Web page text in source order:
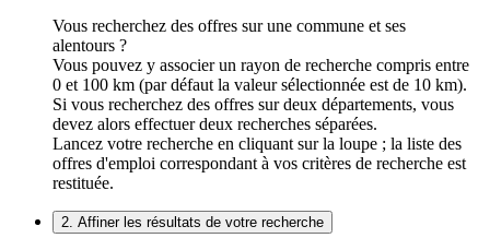
Vous recherchez des offres sur une commune et ses
alentours ?
Vous pouvez y associer un rayon de recherche compris entre
0 et 100 km (par défaut la valeur sélectionnée est de 10 km).
Si vous recherchez des offres sur deux départements, vous
devez alors effectuer deux recherches séparées.
Lancez votre recherche en cliquant sur la loupe ; la liste des
offres d'emploi correspondant à vos critères de recherche est
restituée.
2. Affiner les résultats de votre recherche